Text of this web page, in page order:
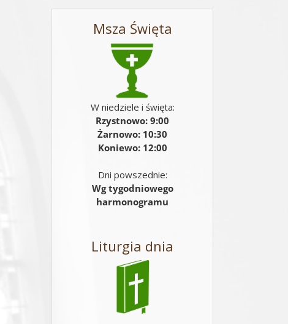
Msza Święta
W niedziele i święta:
Rzystnowo: 9:00
Żarnowo: 10:30
Koniewo: 12:00
Dni powszednie:
Wg tygodniowego
harmonogramu
Liturgia dnia